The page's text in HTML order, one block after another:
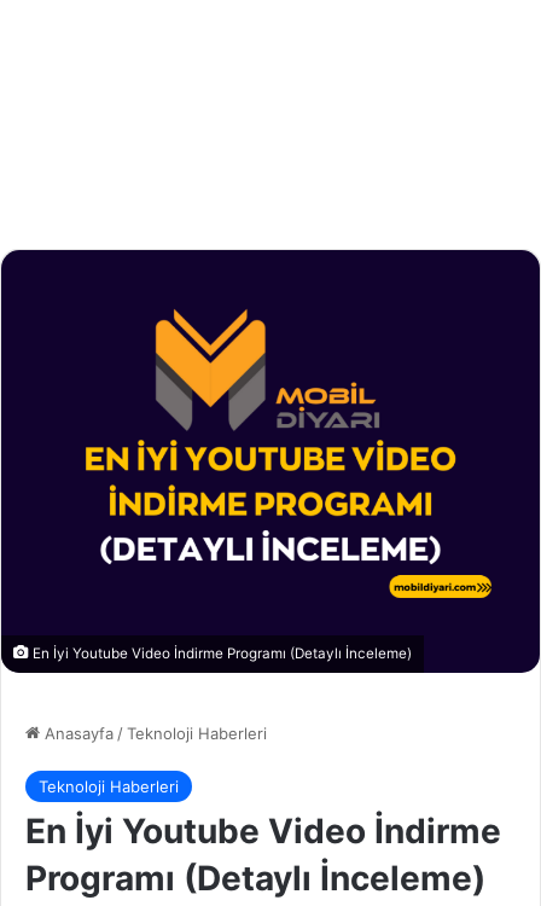
En İyi Youtube Video İndirme Programı (Detaylı İnceleme)
Anasayfa/Teknoloji Haberleri
Teknoloji Haberleri
En İyi Youtube Video İndirme
Programı (Detaylı İnceleme)